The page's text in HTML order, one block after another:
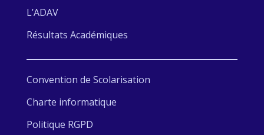
L’ADAV
Résultats Académiques
Convention de Scolarisation
Charte informatique
Politique RGPD